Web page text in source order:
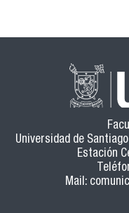
Universidad de
Estación
Mail: